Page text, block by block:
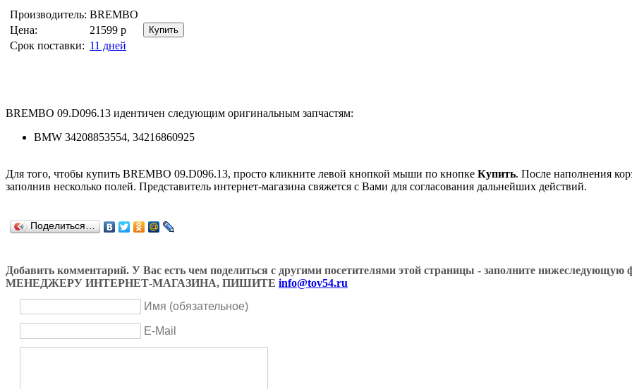
Производитель: BREMBO
Цена:
21599 р
Срок поставки: 11 дней
BREMBO 09.D096.13 идентичен следующим оригинальным запчастям:
BMW 34208853554, 34216860925
Для того, чтобы купить BREMBO 09.D096.13, просто кликните левой кнопкой мыши по кнопке Купить. После наполнения
заполнив несколько полей. Представитель интернет-магазина свяжется с Вами для согласования дальнейших действий.
Поделиться…
Добавить комментарий. У Вас есть чем поделиться с другими посетителями этой страницы - заполните
МЕНЕДЖЕРУ ИНТЕРНЕТ-МАГАЗИНА, ПИШИТЕ info@tov54.ru
Имя (обязательное)
E-Mail